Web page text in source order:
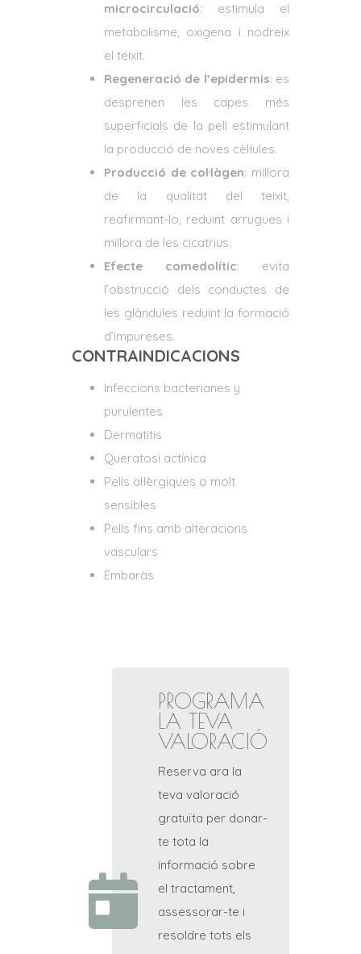
microcirculació: estimula el
metabolisme, oxigena i nodreix
el teixit.
Regeneració de l’epidermis: es
desprenen les capes més
superficials de la pell estimulant
la producció de noves cèl·lules.
Producció de col·làgen: millora
de la qualitat del teixit,
reafirmant-lo, reduint arrugues i
millora de les cicatrius.
Efecte comedolític: evita
l’obstrucció dels conductes de
les glàndules reduint la formació
d’impureses.
CONTRAINDICACIONS
Infeccions bacterianes y
purulentes
Dermatitis
Queratosi actínica
Pells al·lèrgiques o molt
sensibles
Pells fins amb alteracions
vasculars
Embaràs
PROGRAMA
LA TEVA
VALORACIÓ
Reserva ara la
teva valoració
gratuïta per donar-
te tota la
informació sobre
el tractament,
assessorar-te i
resoldre tots els